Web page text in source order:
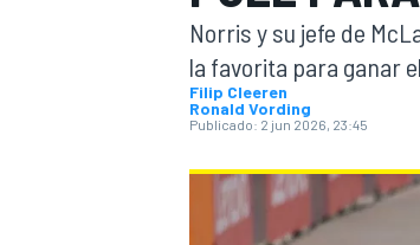
Norris y su jefe de
la favorita para ganar
Filip Cleeren
Ronald Vording
Publicado: 2 jun 2026, 23:45